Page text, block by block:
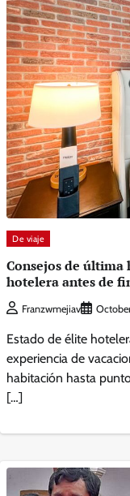
De viaje
Consejos de última
hotelera antes de
Franzwmejiav
Estado de élite
experiencia de
habitación hasta
[…]